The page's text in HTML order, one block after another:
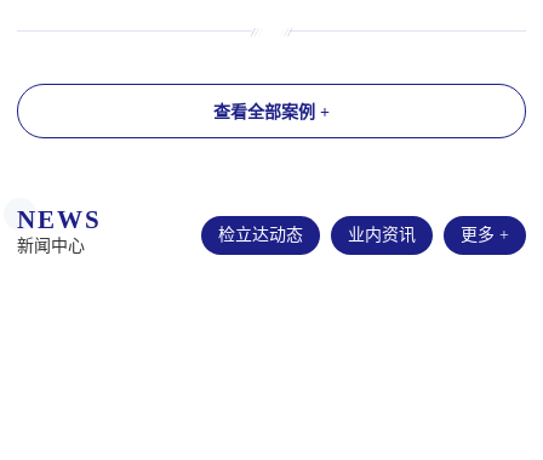
查看全部案例 +
NEWS
新闻中心
检立达动态 业内资讯 更多 +